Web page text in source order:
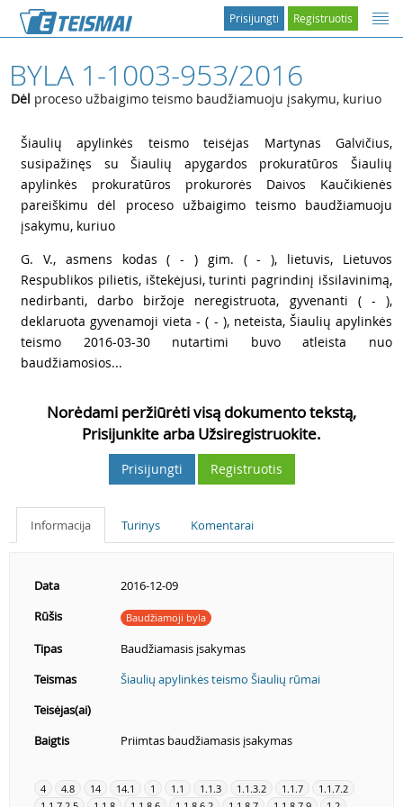
Registruotis
Prisijungti
BYLA 1-1003-953/2016
Dėl proceso užbaigimo teismo baudžiamuoju įsakymu, kuriuo
Šiaulių apylinkės teismo teisėjas Martynas Galvičius,
susipažinęs su Šiaulių apygardos prokuratūros Šiaulių
apylinkės prokuratūros prokurorės Daivos Kaučikienės
pareiškimu dėl proceso užbaigimo teismo baudžiamuoju
įsakymu, kuriuo
G. V., asmens kodas ( - ) gim. ( - ), lietuvis, Lietuvos
Respublikos pilietis, ištekėjusi, turinti pagrindinį išsilavinimą,
nedirbanti, darbo biržoje neregistruota, gyvenanti ( - ),
deklaruota gyvenamoji vieta - ( - ), neteista, Šiaulių apylinkės
teismo 2016-03-30 nutartimi buvo atleista nuo
baudžiamosios...
Norėdami peržiūrėti visą dokumento tekstą,
Prisijunkite arba Užsiregistruokite.
Prisijungti Registruotis
Informacija Turinys Komentarai
Data
2016-12-09
Rūšis
Baudžiamoji byla
Tipas
Baudžiamasis įsakymas
Teismas
Šiaulių apylinkės teismo Šiaulių rūmai
Teisėjas(ai)
Baigtis
Priimtas baudžiamasis įsakymas
4 4.8 14 14.1 1 1.1 1.1.3 1.1.3.2 1.1.7
1.1.7.2